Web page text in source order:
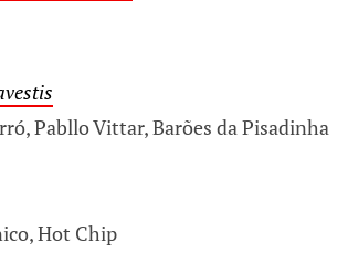
Pabllo Vittar, Barões da Pisadinha
Hot Chip